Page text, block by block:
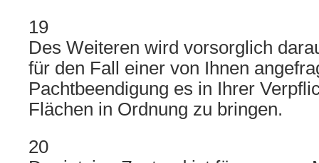
19
Des Weiteren wird vorsorglich
für den Fall einer von Ihnen
Pachtbeendigung es in Ihrer
Flächen in Ordnung zu bringen.
20